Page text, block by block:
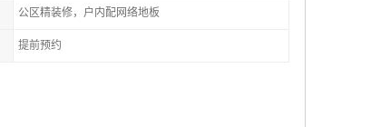
公区精装修，户内配网络地板
提前预约